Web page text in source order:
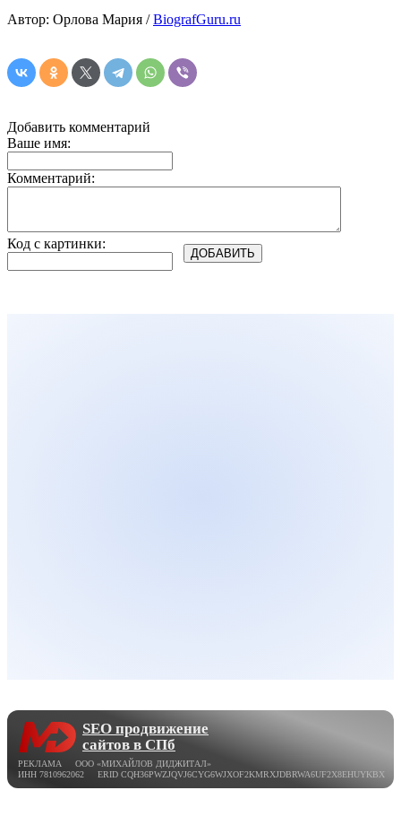
Автор: Орлова Мария /BiografGuru.ru
Добавить комментарий
Ваше имя:
Комментарий:
Код с картинки:
SEO продвижение
сайтов в СПб
РЕКЛАМА ООО «МИХАЙЛОВ ДИДЖИТАЛ»
ИНН 7810962062 ERID CQH36PWZJQVJ6CYG6WJXOF2KMRXJDBRWA6UF2X8EHUYKBX